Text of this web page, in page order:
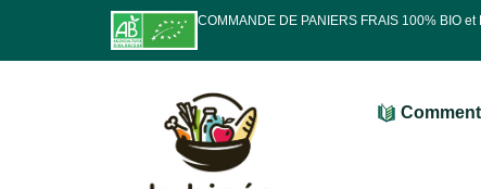
COMMANDE DE PANIERS FRAIS 100% BIO